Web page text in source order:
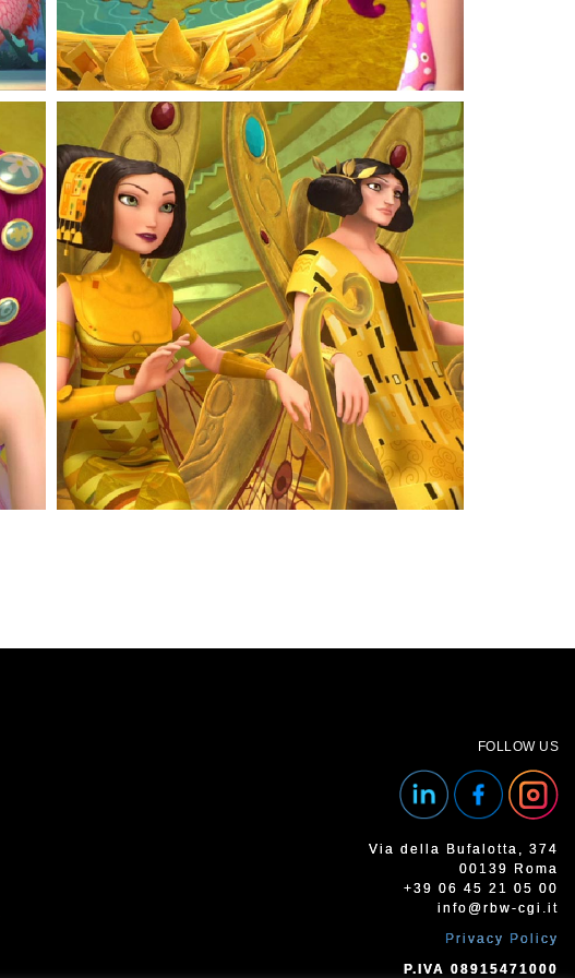
FOLLOW US
Via della Bufalotta, 374
00139 Roma
+39 06 45 21 05 00
info@rbw-cgi.it
Privacy Policy
P.IVA 08915471000